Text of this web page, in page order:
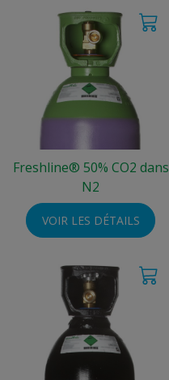
Freshline® 50% CO2 dans
N2
VOIR LES DÉTAILS